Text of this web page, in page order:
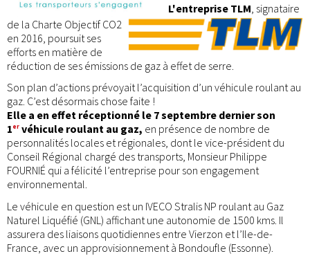
L'entreprise TLM , signataire
de la Charte Objectif CO2
en 2016, poursuit ses
efforts en matière de
réduction de ses émissions de gaz à effet de serre.
Son plan d’actions prévoyait l’acquisition d’un véhicule roulant au
gaz. C’est désormais chose faite !
Elle a en effet réceptionné le 7 septembre dernier son
1er véhicule roulant au gaz, en présence de nombre de
personnalités locales et régionales, dont le vice-président du
Conseil Régional chargé des transports, Monsieur Philippe
FOURNIÉ qui a félicité l’entreprise pour son engagement
environnemental.
Le véhicule en question est un IVECO Stralis NP roulant au Gaz
Naturel Liquéfié (GNL) affichant une autonomie de 1500 kms. Il
assurera des liaisons quotidiennes entre Vierzon et l’Ile-de-
France, avec un approvisionnement à Bondoufle (Essonne).